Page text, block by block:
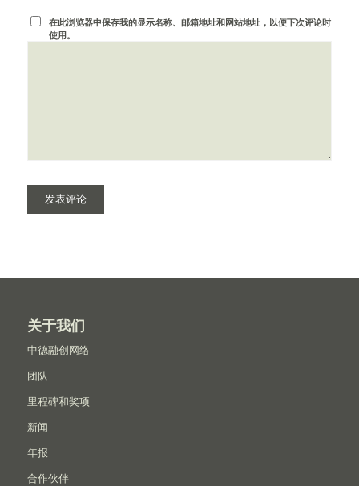
在此浏览器中保存我的显示名称、邮箱地址和网站地址，以便下次评论时
使用。
关于我们
中德融创网络
团队
里程碑和奖项
新闻
年报
合作伙伴